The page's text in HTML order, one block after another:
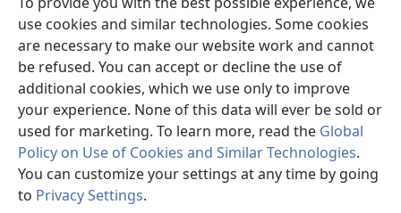
use cookies and similar technologies. Some cookies
are necessary to make our website work and cannot
be refused. You can accept or decline the use of
additional cookies, which we use only to improve
your experience. None of this data will ever be sold or
used for marketing. To learn more, read the Global
Policy on Use of Cookies and Similar Technologies.
You can customize your settings at any time by going
to Privacy Settings.
window)ẸGA KÁ APWỤ NYAHỊ ỊHYẸ KAA JI I-NTANẸTỊ nya ị-Watchtower
(opens
new
window)JW Hub ®
(opens
new
window)
Copyright© 2026 Watch Tower Bible and Tract Society of Pennsylvania.
JAABWỌ Á KA KPA INTANẸTỊ ỌLẸ HỌ ỤKỤRWO
|